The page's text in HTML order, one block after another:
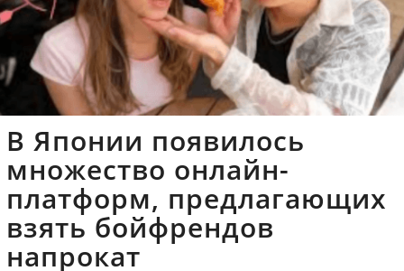
В Японии появилось
множество онлайн-
платформ, предлагающих
взять бойфрендов
напрокат